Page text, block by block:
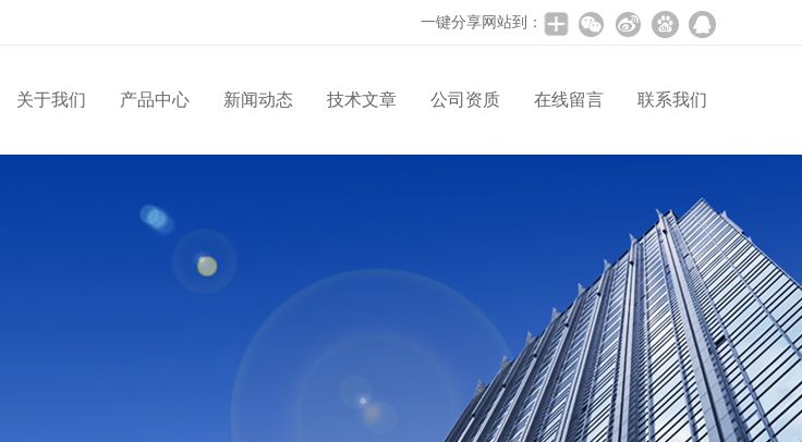
一键分享网站到：
关于我们 产品中心 新闻动态 技术文章 公司资质 在线留言 联系我们